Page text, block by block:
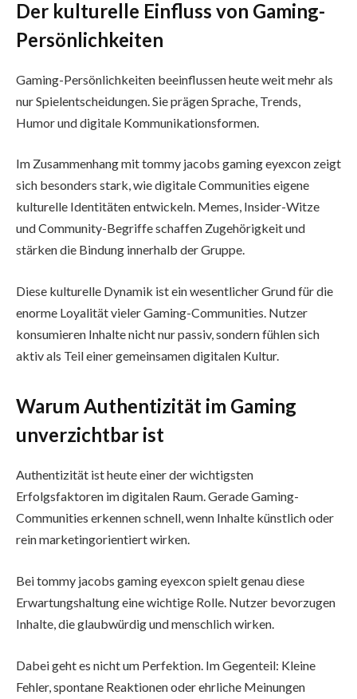
Der kulturelle Einfluss von Gaming-
Persönlichkeiten
Gaming-Persönlichkeiten beeinflussen heute weit mehr als
nur Spielentscheidungen. Sie prägen Sprache, Trends,
Humor und digitale Kommunikationsformen.
Im Zusammenhang mit tommy jacobs gaming eyexcon zeigt
sich besonders stark, wie digitale Communities eigene
kulturelle Identitäten entwickeln. Memes, Insider-Witze
und Community-Begriffe schaffen Zugehörigkeit und
stärken die Bindung innerhalb der Gruppe.
Diese kulturelle Dynamik ist ein wesentlicher Grund für die
enorme Loyalität vieler Gaming-Communities. Nutzer
konsumieren Inhalte nicht nur passiv, sondern fühlen sich
aktiv als Teil einer gemeinsamen digitalen Kultur.
Warum Authentizität im Gaming
unverzichtbar ist
Authentizität ist heute einer der wichtigsten
Erfolgsfaktoren im digitalen Raum. Gerade Gaming-
Communities erkennen schnell, wenn Inhalte künstlich oder
rein marketingorientiert wirken.
Bei tommy jacobs gaming eyexcon spielt genau diese
Erwartungshaltung eine wichtige Rolle. Nutzer bevorzugen
Inhalte, die glaubwürdig und menschlich wirken.
Dabei geht es nicht um Perfektion. Im Gegenteil: Kleine
Fehler, spontane Reaktionen oder ehrliche Meinungen